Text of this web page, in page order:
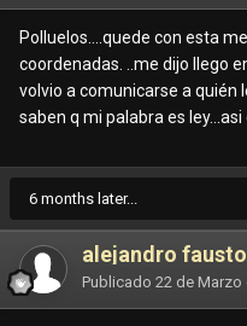
Polluelos....quede con esta
coordenadas. ..me dijo llego
volvio a comunicarse a quién
saben q mi palabra es
6 months later...
alejandro
Publicado 22 de Marzo